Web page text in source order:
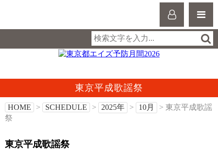
東京平成歌謡祭
HOME > SCHEDULE > 2025年 > 10月
> 東京平成歌謡
祭
東京平成歌謡祭